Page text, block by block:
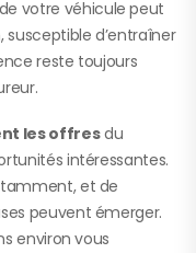
votre véhicule peut
susceptible d’entraîner
reste toujours
les offresdu
intéressantes.
et de
peuvent émerger.
environ vous